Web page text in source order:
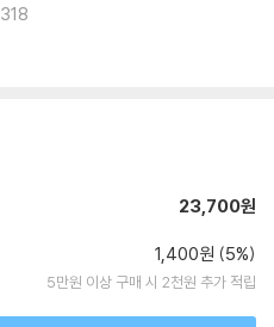
318
23,700원
1,400원 (5%)
5만원 이상 구매 시 2천원 추가 적립